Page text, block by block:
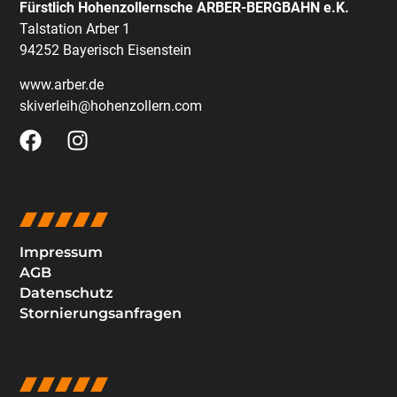
Fürstlich Hohenzollernsche ARBER-BERGBAHN e.K.
Talstation Arber 1
94252 Bayerisch Eisenstein
www.arber.de
skiverleih@hohenzollern.com
Impressum
AGB
Datenschutz
Stornierungsanfragen